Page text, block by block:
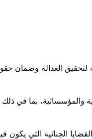
العدالة وضمان
والمؤسساتية، بما في ذلك
الجنائية التي يكون